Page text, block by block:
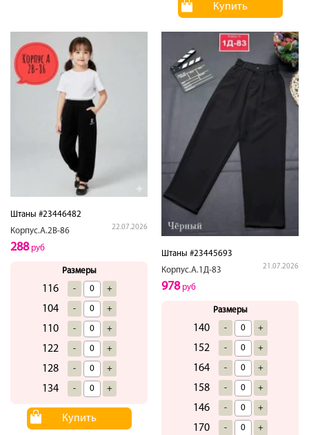
Купить
Штаны #23446482
Корпус.А.2В-86
22.07.2026
288руб
Размеры
116 - +
104 - +
110 - +
122 - +
128 - +
134 - +
Купить
Штаны #23445693
Корпус.А.1Д-83
21.07.2026
978руб
Размеры
140 - +
152 - +
164 - +
158 - +
146 - +
170 - +